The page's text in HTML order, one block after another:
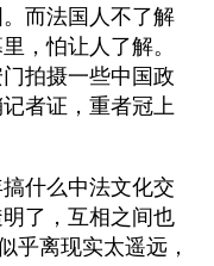
而法国人不了解
，怕让人了解。
拍摄一些中国政
者证，重者冠上
什么中法文化交
了，互相之间也
乎离现实太遥远，